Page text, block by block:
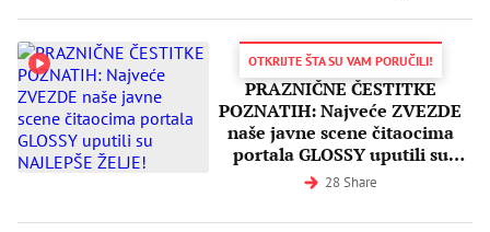
OTKRIJTE ŠTA SU VAM PORUČILI!
PRAZNIČNE ČESTITKE
POZNATIH: Najveće ZVEZDE
naše javne scene čitaocima
portala GLOSSY uputili su
NAJLEPŠE ŽELJE!
28 Share